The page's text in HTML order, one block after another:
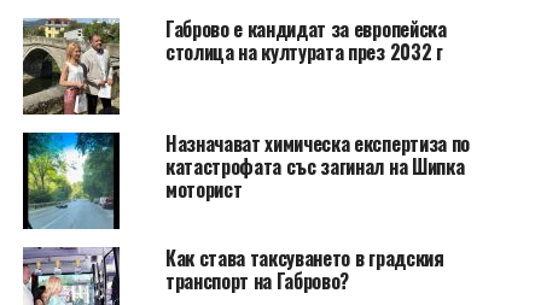
Габрово е кандидат за европейска
столица на културата през 2032 г
Назначават химическа експертиза по
катастрофата със загинал на Шипка
моторист
Как става таксуването в градския
транспорт на Габрово?